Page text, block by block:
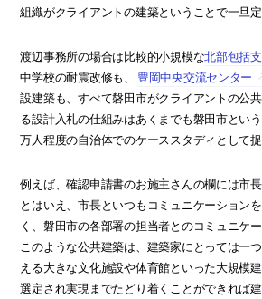
組織がクライアントの建築ということで一旦定
渡辺事務所の場合は比較的小規模な北部包括
中学校の耐震改修も、
豊岡中央交流センター
設建築も、すべて磐田市がクライアントの公
る設計入札の仕組みはあくまでも磐田市とい
万人程度の自治体でのケーススタディとして捉
例えば、確認申請書のお施主さんの欄には市
とはいえ、市長といつもコミュニケーション
く、磐田市の各部署の担当者とのコミュニケ
このような公共建築は、建築家にとっては一
える大きな文化施設や体育館といった大規模
選定され実現までたどり着くことができれば